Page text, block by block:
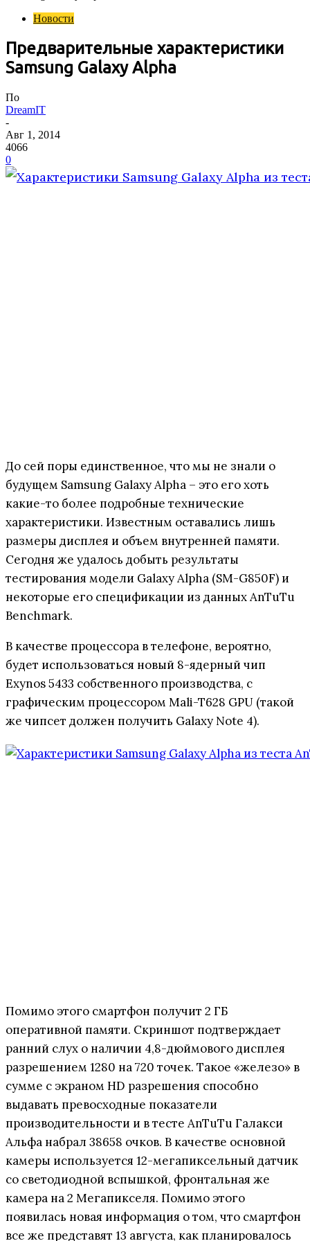
Новости
Предварительные характеристики
Samsung Galaxy Alpha
По
DreamIT
-
Авг 1, 2014
4066
0
До сей поры единственное, что мы не знали о
будущем Samsung Galaxy Alpha – это его хоть
какие-то более подробные технические
характеристики. Известным оставались лишь
размеры дисплея и объем внутренней памяти.
Сегодня же удалось добыть результаты
тестирования модели Galaxy Alpha (SM-G850F) и
некоторые его спецификации из данных AnTuTu
Benchmark.
В качестве процессора в телефоне, вероятно,
будет использоваться новый 8-ядерный чип
Exynos 5433 собственного производства, с
графическим процессором Mali-T628 GPU (такой
же чипсет должен получить Galaxy Note 4).
Помимо этого смартфон получит 2 ГБ
оперативной памяти. Скриншот подтверждает
ранний слух о наличии 4,8-дюймового дисплея
разрешением 1280 на 720 точек. Такое «железо» в
сумме с экраном HD разрешения способно
выдавать превосходные показатели
производительности и в тесте AnTuTu Галакси
Альфа набрал 38658 очков. В качестве основной
камеры используется 12-мегапиксельный датчик
со светодиодной вспышкой, фронтальная же
камера на 2 Мегапикселя. Помимо этого
появилась новая информация о том, что смартфон
все же представят 13 августа, как планировалось